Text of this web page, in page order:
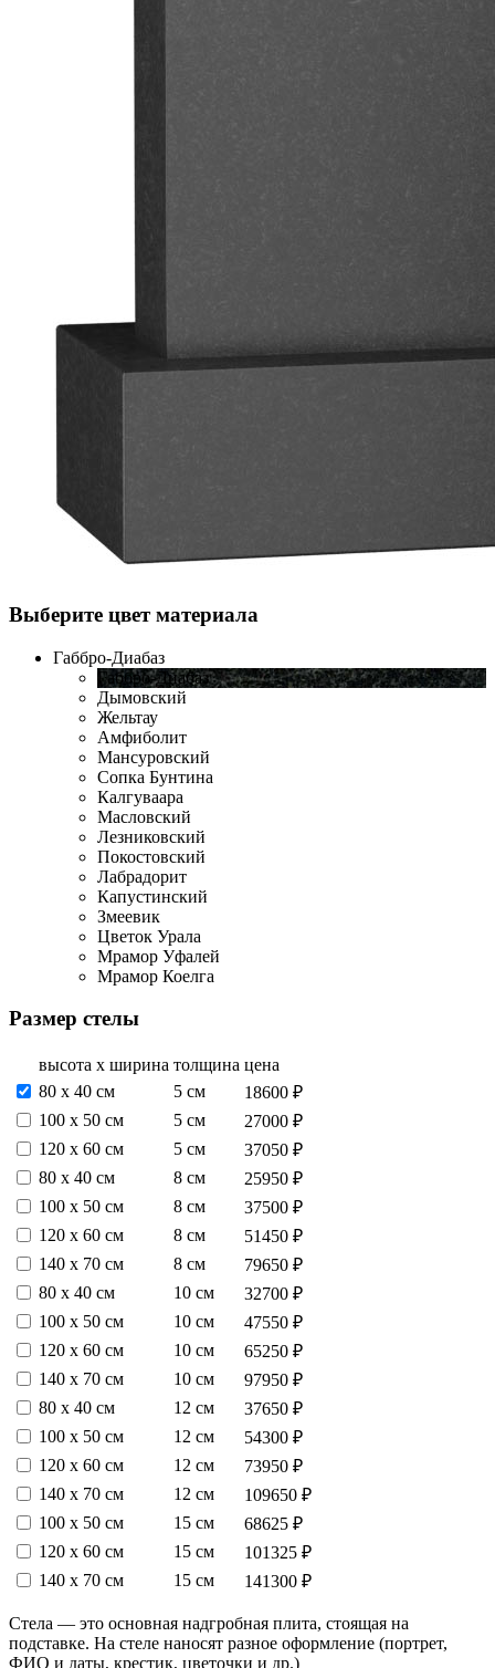
Выберите цвет материала
Габбро-Диабаз
Габбро-Диабаз
Дымовский
Жельтау
Амфиболит
Мансуровский
Сопка Бунтина
Калгуваара
Масловский
Лезниковский
Покостовский
Лабрадорит
Капустинский
Змеевик
Цветок Урала
Мрамор Уфалей
Мрамор Коелга
Размер стелы
высота х ширина толщина цена
80 х 40 см
5 см
18600 ₽
100 х 50 см
5 см
27000 ₽
120 х 60 см
5 см
37050 ₽
80 х 40 см
8 см
25950 ₽
100 х 50 см
8 см
37500 ₽
120 х 60 см
8 см
51450 ₽
140 х 70 см
8 см
79650 ₽
80 х 40 см
10 см
32700 ₽
100 х 50 см
10 см
47550 ₽
120 х 60 см
10 см
65250 ₽
140 х 70 см
10 см
97950 ₽
80 х 40 см
12 см
37650 ₽
100 х 50 см
12 см
54300 ₽
120 х 60 см
12 см
73950 ₽
140 х 70 см
12 см
109650 ₽
100 х 50 см
15 см
68625 ₽
120 х 60 см
15 см
101325 ₽
140 х 70 см
15 см 141300 ₽
Стела — это основная надгробная плита, стоящая на
подставке. На стеле наносят разное оформление (портрет,
ФИО и даты, крестик, цветочки и др.)